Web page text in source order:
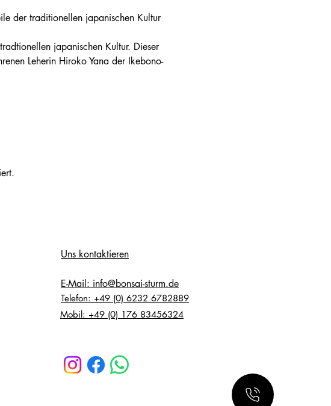
der traditionellen japanischen Kultur
japanischen Kultur. Dieser
Leherin Hiroko Yana der Ikebono-
Uns kontaktieren
E-Mail: info@bonsai-sturm.de
Telefon: +49 (0) 6232 6782889
Mobil: +49 (0) 176 83456324